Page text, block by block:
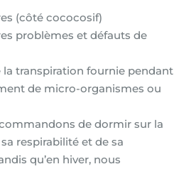
(côté cococosif)
problèmes et défauts de
la transpiration fournie pendant
de micro-organismes ou
de dormir sur la
respirabilité et de sa
qu’en hiver, nous